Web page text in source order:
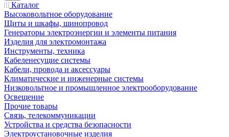
Каталог
Высоковольтное оборудование
Щиты и шкафы, шинопровод
Генераторы электроэнергии и элементы питания
Изделия для электромонтажа
Инструменты, техника
Кабеленесущие системы
Кабели, провода и аксессуары
Климатические и инженерные системы
Низковольтное и промышленное электрооборудование
Освещение
Прочие товары
Связь, телекоммуникации
Устройства и средства безопасности
Электроустановочные изделия